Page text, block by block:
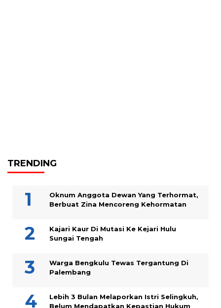
TRENDING
Oknum Anggota Dewan Yang Terhormat,
Berbuat Zina Mencoreng Kehormatan
Kajari Kaur Di Mutasi Ke Kejari Hulu
Sungai Tengah
Warga Bengkulu Tewas Tergantung Di
Palembang
Lebih 3 Bulan Melaporkan Istri Selingkuh,
Belum Mendapatkan Kepastian Hukum